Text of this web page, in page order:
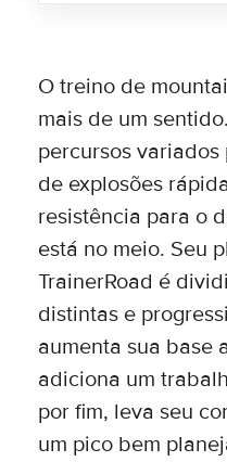
O treino de
mais de um
percursos
de explosões
resistência para o
está no meio. Seu
TrainerRoad é
distintas e
aumenta sua base
adiciona um
por fim, leva seu
um pico bem